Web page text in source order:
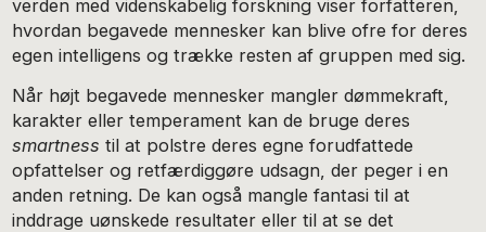
verden med videnskabelig forskning viser forfatteren,
hvordan begavede mennesker kan blive ofre for deres
egen intelligens og trække resten af gruppen med sig.
Når højt begavede mennesker mangler dømmekraft,
karakter eller temperament kan de bruge deres
smartness til at polstre deres egne forudfattede
opfattelser og retfærdiggøre udsagn, der peger i en
anden retning. De kan også mangle fantasi til at
inddrage uønskede resultater eller til at se det